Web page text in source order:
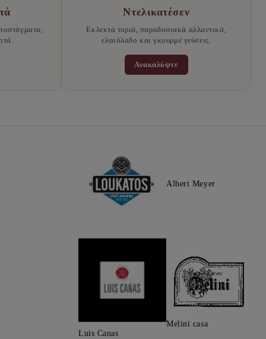
Ντελικατέσεν
Εκλεκτά τυριά, παραδοσιακά αλλαντικά,
ελαιόλαδο και γκουρμέ γεύσεις.
Ανακαλύψτε
Albert Meyer
Luis Canas
Melini casa